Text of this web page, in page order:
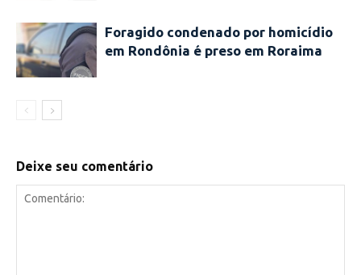
Foragido condenado por homicídio
em Rondônia é preso em Roraima
Deixe seu comentário